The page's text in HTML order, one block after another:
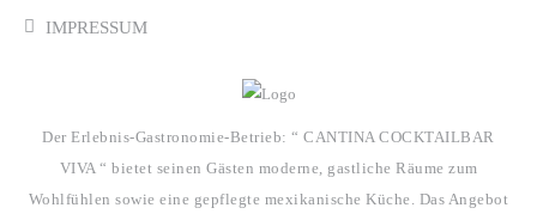
IMPRESSUM
Der Erlebnis-Gastronomie-Betrieb: “ CANTINA COCKTAILBAR
VIVA “ bietet seinen Gästen moderne, gastliche Räume zum
Wohlfühlen sowie eine gepflegte mexikanische Küche. Das Angebot